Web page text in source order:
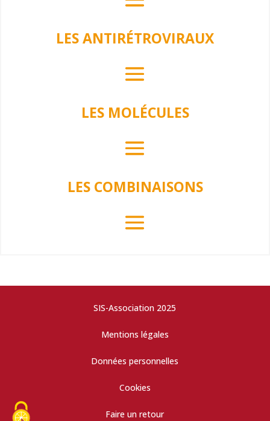
LES ANTIRÉTROVIRAUX
LES MOLÉCULES
LES COMBINAISONS
SIS-Association 2025
Mentions légales
Données personnelles
Cookies
Faire un retour